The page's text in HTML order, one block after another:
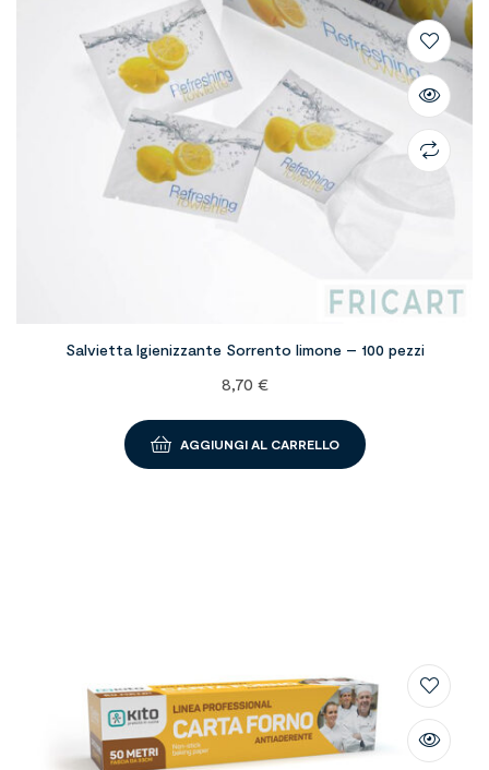
Salvietta Igienizzante Sorrento limone – 100 pezzi
8,70 €
AGGIUNGI AL CARRELLO